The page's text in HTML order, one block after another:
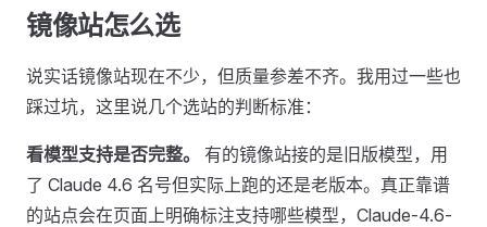
镜像站怎么选
说实话镜像站现在不少，但质量参差不齐。我用过一些也
踩过坑，这里说几个选站的判断标准：
看模型支持是否完整。
有的镜像站接的是旧版模型，用
了 Claude 4.6 名号但实际上跑的还是老版本。真正靠谱
的站点会在页面上明确标注支持哪些模型，Claude-4.6-